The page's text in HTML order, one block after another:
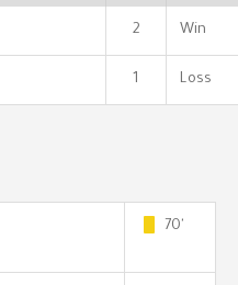
2 Win
1 Loss
70'